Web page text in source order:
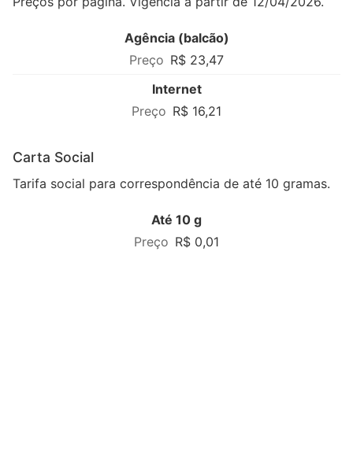
Agência (balcão)
R$ 23,47
Internet
R$ 16,21
Carta Social
Tarifa social para correspondência de até 10 gramas.
Até 10 g
R$ 0,01